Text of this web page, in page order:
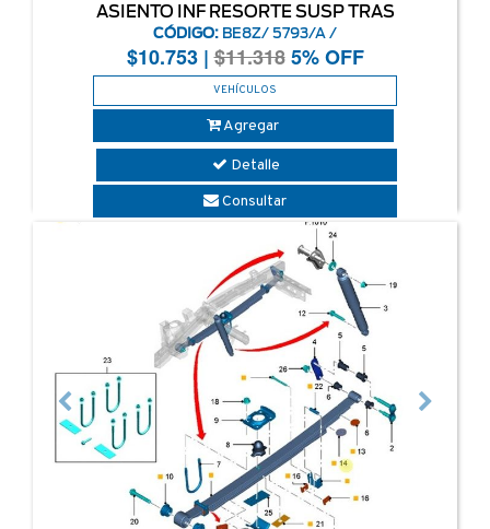
ASIENTO INF RESORTE SUSP TRAS
CÓDIGO: BE8Z/ 5793/A /
$10.753|$11.3185% OFF
VEHÍCULOS
Agregar
Detalle
Consultar
Previous Next